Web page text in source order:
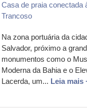
Casa de praia conectada
Trancoso
Na zona portuária da
Salvador, próximo a
monumentos como o
Moderna da Bahia e o
Lacerda, um... Leia mais